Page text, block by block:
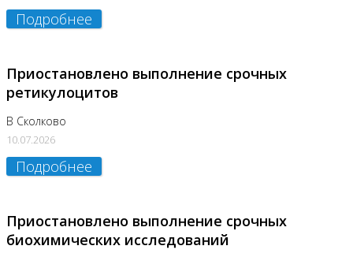
Подробнее
Приостановлено выполнение срочных
ретикулоцитов
В Сколково
10.07.2026
Подробнее
Приостановлено выполнение срочных
биохимических исследований